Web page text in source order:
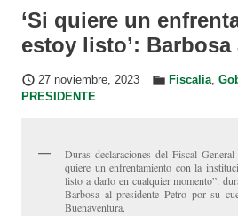
‘Si quiere un
estoy listo’: Barbosa
27 noviembre, 2023 Fiscalia,
PRESIDENTE
Duras declaraciones del Fiscal
quiere un enfrentamiento con la
listo a darlo en cualquier momento”:
Barbosa al presidente Petro por su
Buenaventura.